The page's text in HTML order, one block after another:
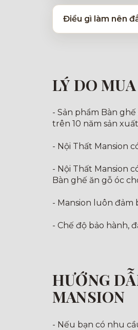
Điều gì làm nên
LÝ DO
- Sản phẩm Bàn
trên 10 năm sản
- Nội Thất Mansion
- Nội Thất Mansion
Bàn ghế ăn gỗ óc
- Mansion luôn
- Chế độ bảo hành,
HƯỚNG
MANSION
- Nếu bạn có nhu